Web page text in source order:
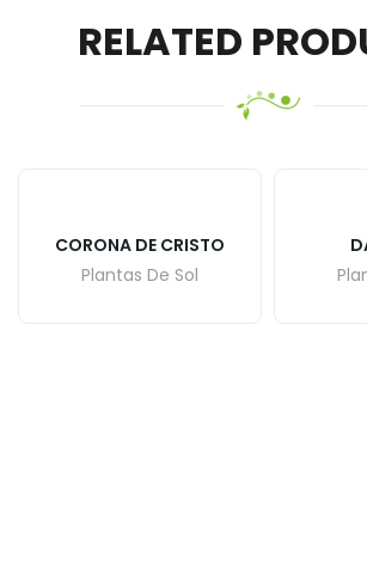
RELATED
CORONA DE CRISTO
Plantas De Sol